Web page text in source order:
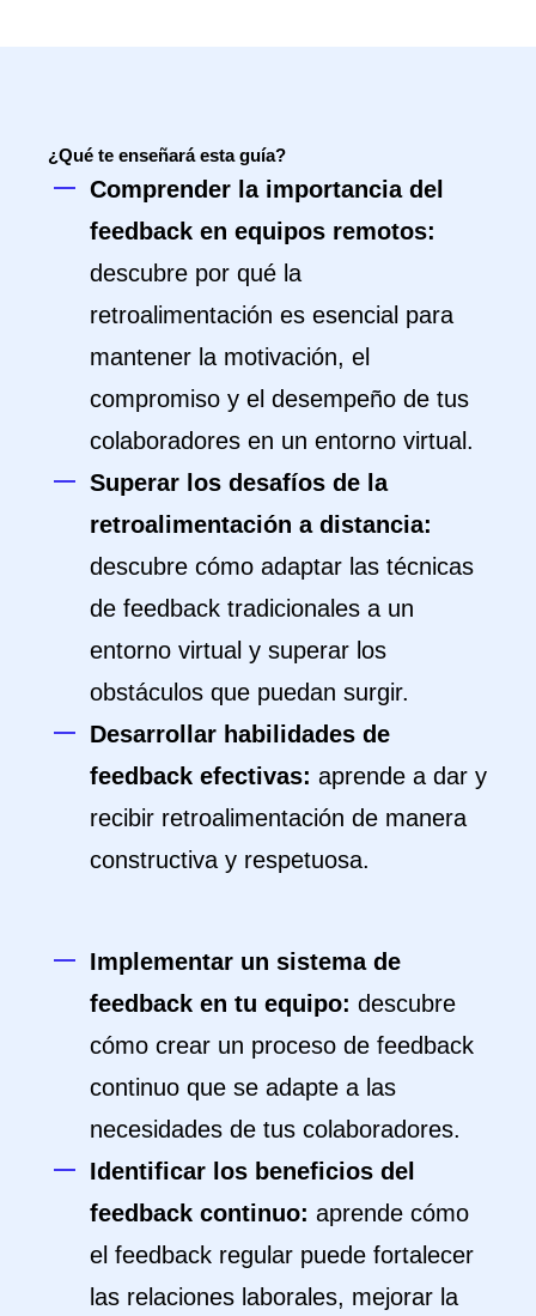
¿Qué te enseñará esta guía?
Comprender la importancia del
feedback en equipos remotos:
descubre por qué la
retroalimentación es esencial para
mantener la motivación, el
compromiso y el desempeño de tus
colaboradores en un entorno virtual.
Superar los desafíos de la
retroalimentación a distancia:
descubre cómo adaptar las técnicas
de feedback tradicionales a un
entorno virtual y superar los
obstáculos que puedan surgir.
Desarrollar habilidades de
feedback efectivas: aprende a dar y
recibir retroalimentación de manera
constructiva y respetuosa.
Implementar un sistema de
feedback en tu equipo: descubre
cómo crear un proceso de feedback
continuo que se adapte a las
necesidades de tus colaboradores.
Identificar los beneficios del
feedback continuo: aprende cómo
el feedback regular puede fortalecer
las relaciones laborales, mejorar la